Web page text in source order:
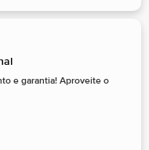
e garantia! Aproveite o